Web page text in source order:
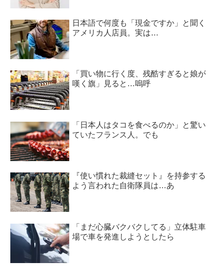
日本語で何度も「現金ですか」と聞く
アメリカ人店員。実は…
「買い物に行く度、残酷すぎると娘が
嘆く旗」見ると…嗚呼
「日本人はタコを食べるのか」と驚い
ていたフランス人。でも
『使い慣れた裁縫セット』を持参する
よう言われた自衛隊員は…あ
「まだ心臓バクバクしてる」立体駐車
場で車を発進しようとしたら